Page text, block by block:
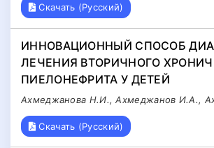
Скачать (Русский)
ИННОВАЦИОННЫЙ СПОСОБ
ЛЕЧЕНИЯ ВТОРИЧНОГО
ПИЕЛОНЕФРИТА У ДЕТЕЙ
Ахмеджанова Н.И., Ахмеджанов И.А.,
Скачать (Русский)